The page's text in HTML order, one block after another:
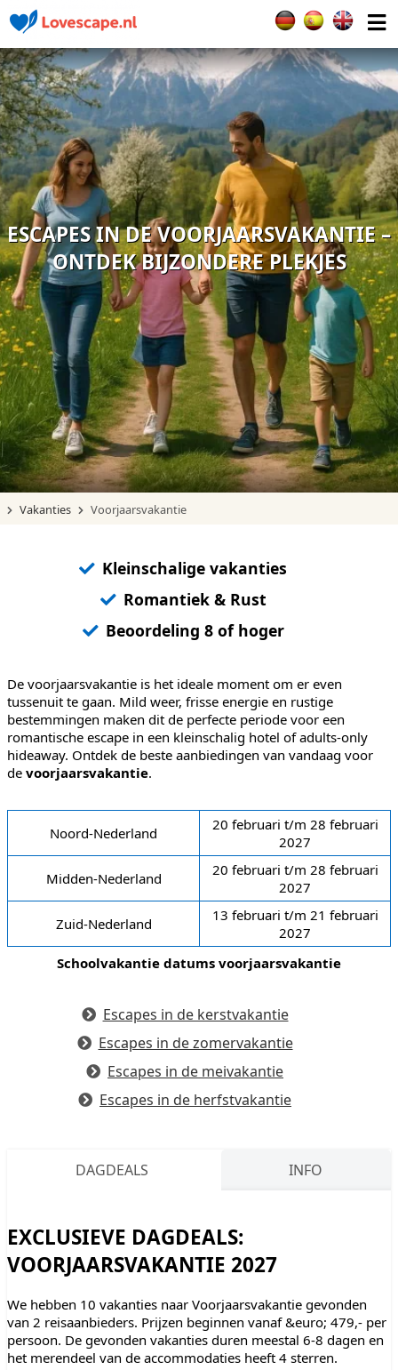
Selecteer de taal
ESCAPES IN DE VOORJAARSVAKANTIE –
ONTDEK BIJZONDERE PLEKJES
Vakanties Voorjaarsvakantie
Kleinschalige vakanties
Romantiek & Rust
Beoordeling 8 of hoger
De voorjaarsvakantie is het ideale moment om er even
tussenuit te gaan. Mild weer, frisse energie en rustige
bestemmingen maken dit de perfecte periode voor een
romantische escape in een kleinschalig hotel of adults-only
hideaway. Ontdek de beste aanbiedingen van vandaag voor
de voorjaarsvakantie.
Schoolvakantie datums voorjaarsvakantie
Noord-Nederland
20 februari t/m 28 februari
2027
Midden-Nederland
20 februari t/m 28 februari
2027
Zuid-Nederland
13 februari t/m 21 februari
2027
Escapes in de kerstvakantie
Escapes in de zomervakantie
Escapes in de meivakantie
Escapes in de herfstvakantie
DAGDEALS INFO
EXCLUSIEVE DAGDEALS:
VOORJAARSVAKANTIE 2027
We hebben 10 vakanties naar Voorjaarsvakantie gevonden
van 2 reisaanbieders. Prijzen beginnen vanaf &euro; 479,- per
persoon. De gevonden vakanties duren meestal 6-8 dagen en
het merendeel van de accommodaties heeft 4 sterren.